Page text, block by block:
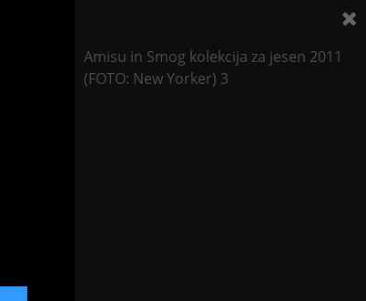
Amisu in Smog kolekcija za jesen 2011
(FOTO: New Yorker) 3